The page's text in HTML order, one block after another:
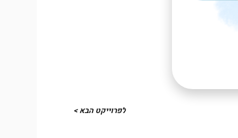
לפרוייקט הבא >